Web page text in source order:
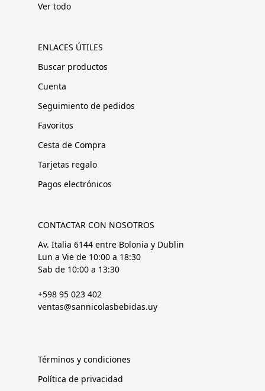
Ver todo
ENLACES ÚTILES
Buscar productos
Cuenta
Seguimiento de pedidos
Favoritos
Cesta de Compra
Tarjetas regalo
Pagos electrónicos
CONTACTAR CON NOSOTROS
Av. Italia 6144 entre Bolonia y Dublin
Lun a Vie de 10:00 a 18:30
Sab de 10:00 a 13:30
+598 95 023 402
ventas@sannicolasbebidas.uy
Términos y condiciones
Política de privacidad